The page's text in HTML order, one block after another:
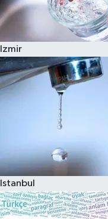
Izmir
Istanbul